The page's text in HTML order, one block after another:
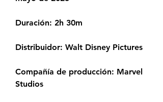
Duración: 2h 30m
Distribuidor: Walt Disney Pictures
Compañía de producción: Marvel
Studios